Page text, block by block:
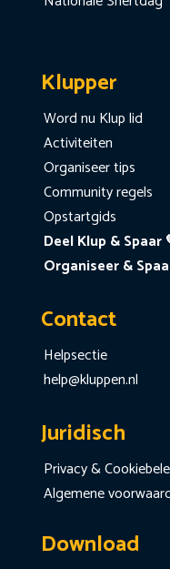
Klupper
Word nu Klup lid
Activiteiten
Organiseer tips
Community regels
Opstartgids
Deel Klup & Spaar
Organiseer &
Contact
Helpsectie
help@kluppen.nl
Juridisch
Privacy &
Algemene
Download